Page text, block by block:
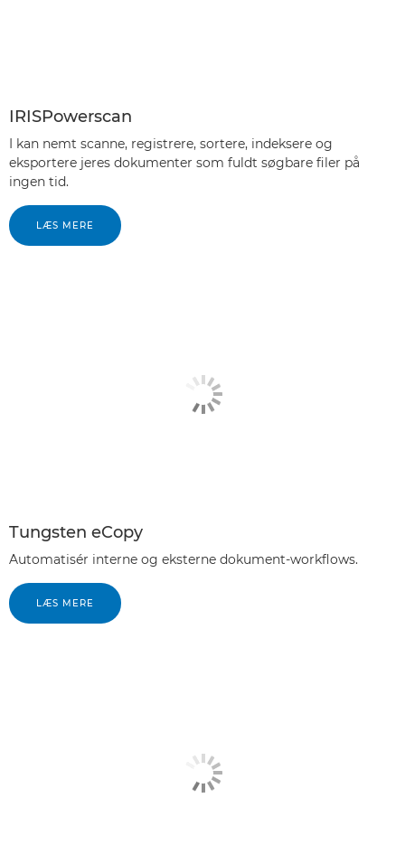
IRISPowerscan
I kan nemt scanne, registrere, sortere, indeksere og
eksportere jeres dokumenter som fuldt søgbare filer på
ingen tid.
LÆS MERE
Tungsten eCopy
Automatisér interne og eksterne dokument-workflows.
LÆS MERE